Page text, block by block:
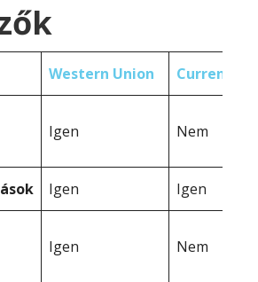
Western Union
Igen Nem
Igen Igen
Igen Nem